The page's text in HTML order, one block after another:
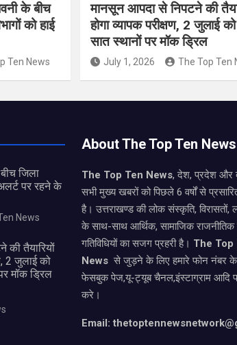
के बीच
को हाई
Ten News
मानसून आपदा से निपटने की
होगा व्यापक परीक्षण, 2 जुलाई
सात स्थानों पर मॉक ड्रिल
July 1, 2026 The Top Ten
जिला
पर रहने के
News
की तैयारियों
2 जुलाई को
मॉक ड्रिल
About The Top Ten News
The Top Ten News, देश, प्रदेश और
सभी मुख्य खबरों को पिछले 6 वर्षों से
है। उत्तराखण्ड की लोक संस्कृति, विरासतों,
के साथ-साथ आर्थिक, सामाजिक राजनीतिक
गतिविधियों का सजग प्रहरी है। The Top
News से जुड़ने के लिए हमारे फोन नंबर के
फेसबुक पेज,यू-ट्यूब चैनल,इंस्टाग्राम आदि
करे।
Email: